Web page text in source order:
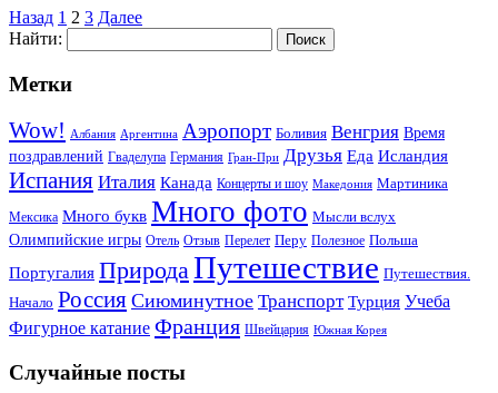
Назад 1 2 3 Далее
Найти:
Метки
Wow! Албания Аргентина Аэропорт Боливия Венгрия Время
поздравлений Гваделупа Германия Гран-При Друзья Еда Исландия
Испания Италия Канада Концерты и шоу Македония Мартиника
Мексика Много букв Много фото Мысли вслух
Олимпийские игры Отель Отзыв Перелет Перу Полезное Польша
Португалия ПриродаПутешествие Путешествия.
Начало Россия Сиюминутное Транспорт Турция Учеба
Фигурное катание Франция Швейцария Южная Корея
Случайные посты